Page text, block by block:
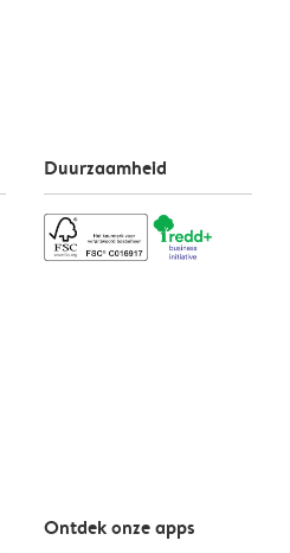
Duurzaamheid
Ontdek onze apps